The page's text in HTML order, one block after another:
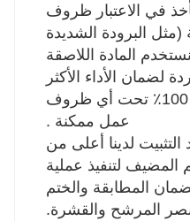
نأخذ في الاعتبار ظروف
(مثل البرودة الشديدة
المادة اللاصقة
لضمان الأداء الأكثر
موثوقية والختم بنسبة 100٪ تحت أي ظروف
عمل ممكنة .
التثبيت لدينا أعلى من
المضيف لتنفيذ عملية
المطابقة والختم
المرشح والقشرة.